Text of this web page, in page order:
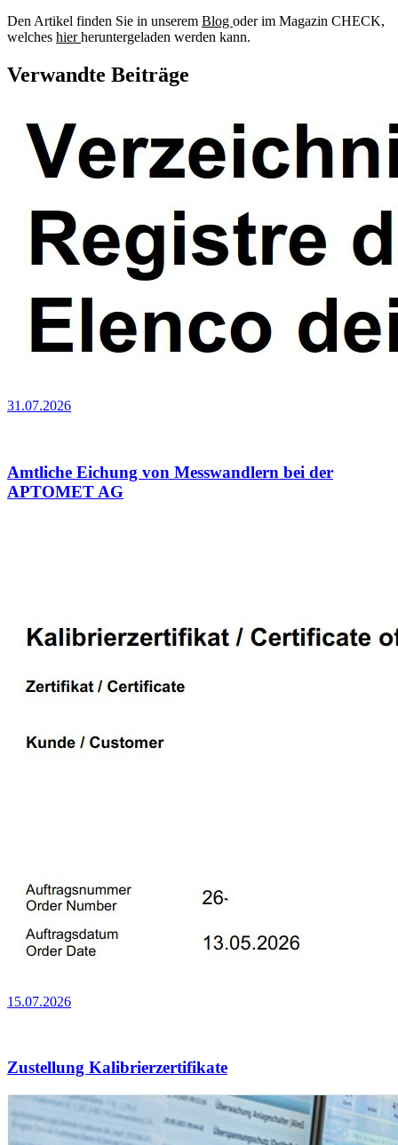
Den Artikel finden Sie in unserem Blog oder im Magazin CHECK,
welches hierheruntergeladen werden kann.
Verwandte Beiträge
31.07.2026
Amtliche Eichung von Messwandlern bei der
APTOMET AG
15.07.2026
Zustellung Kalibrierzertifikate